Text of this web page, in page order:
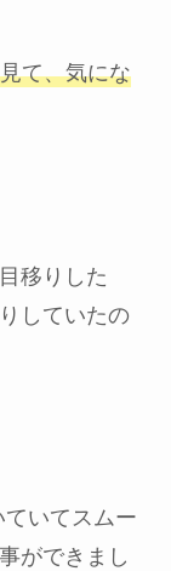
て、気にな
移りした
していたの
いてスムー
ができまし